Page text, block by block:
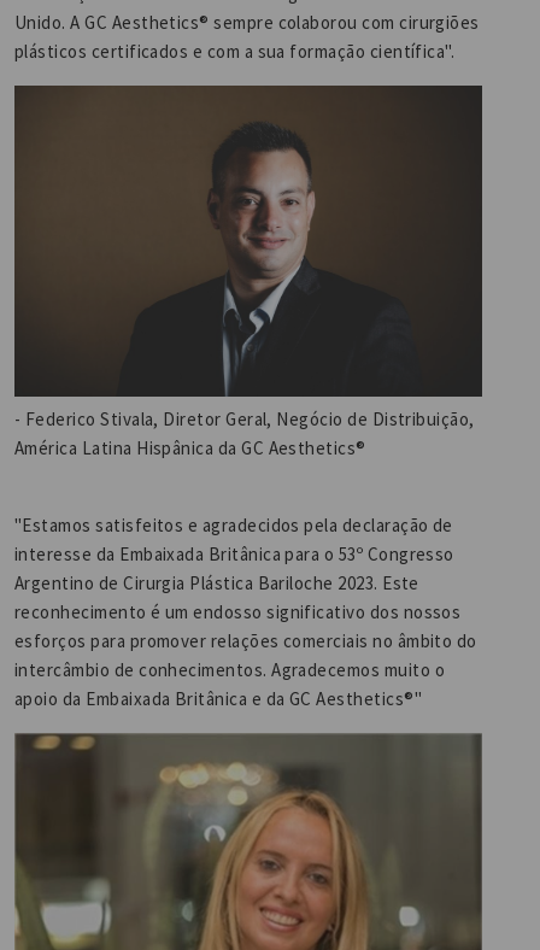
Unido. A GC Aesthetics® sempre colaborou com cirurgiões
plásticos certificados e com a sua formação científica".
- Federico Stivala, Diretor Geral, Negócio de Distribuição,
América Latina Hispânica da GC Aesthetics®
"Estamos satisfeitos e agradecidos pela declaração de
interesse da Embaixada Britânica para o 53º Congresso
Argentino de Cirurgia Plástica Bariloche 2023. Este
reconhecimento é um endosso significativo dos nossos
esforços para promover relações comerciais no âmbito do
intercâmbio de conhecimentos. Agradecemos muito o
apoio da Embaixada Britânica e da GC Aesthetics®"